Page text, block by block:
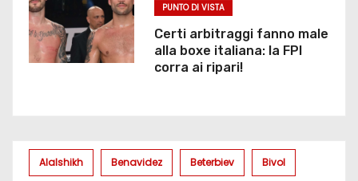
l
i
PUNTO DI VISTA
Certi arbitraggi fanno male
alla boxe italiana: la FPI
corra ai ripari!
Alalshikh Benavidez Beterbiev Bivol